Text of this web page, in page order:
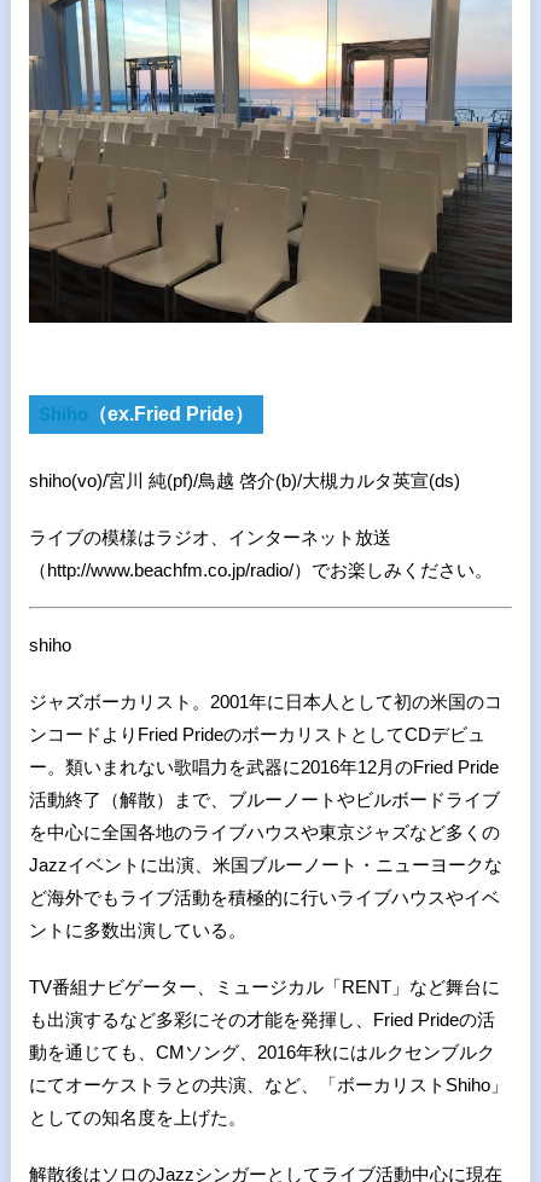
Shiho （ex.Fried Pride）
shiho(vo)/宮川 純(pf)/鳥越 啓介(b)/大槻カルタ英宣(ds)
ライブの模様はラジオ、インターネット放送
（http://www.beachfm.co.jp/radio/）でお楽しみください。
shiho
ジャズボーカリスト。2001年に日本人として初の米国のコ
ンコードよりFried PrideのボーカリストとしてCDデビュ
ー。類いまれない歌唱力を武器に2016年12月のFried Pride
活動終了（解散）まで、ブルーノートやビルボードライブ
を中心に全国各地のライブハウスや東京ジャズなど多くの
Jazzイベントに出演、米国ブルーノート・ニューヨークな
ど海外でもライブ活動を積極的に行いライブハウスやイベ
ントに多数出演している。
TV番組ナビゲーター、ミュージカル「RENT」など舞台に
も出演するなど多彩にその才能を発揮し、Fried Prideの活
動を通じても、CMソング、2016年秋にはルクセンブルク
にてオーケストラとの共演、など、「ボーカリストShiho」
としての知名度を上げた。
解散後はソロのJazzシンガーとしてライブ活動中心に現在